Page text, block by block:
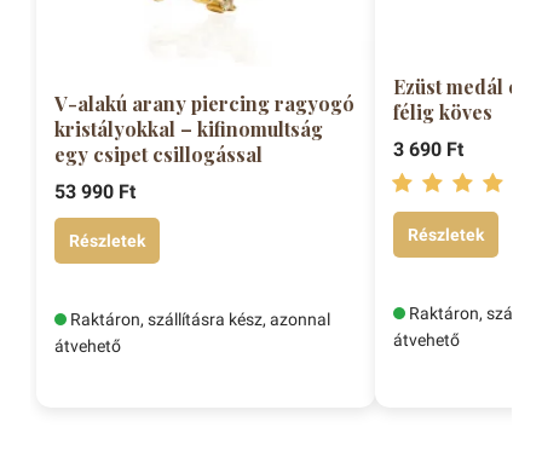
V-alakú arany piercing ragyogó
kristályokkal – kifinomultság
egy csipet csillogással
53 990 Ft
Részletek
Raktáron, szállításra kész, azonnal
átvehető
Ezüst medál
félig köves
3 690 Ft
Részletek
Raktáron,
átvehető